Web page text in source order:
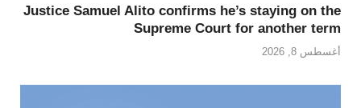
Justice Samuel Alito confirms he’s staying on the
Supreme Court for another term
أغسطس 8, 2026